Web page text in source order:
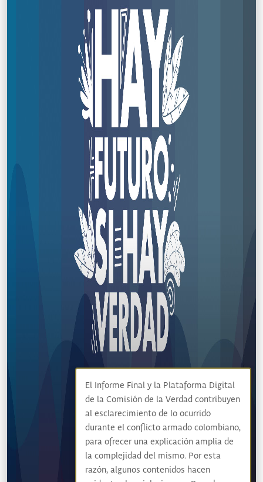
El Informe Final y la Plataforma Digital
de la Comisión de la Verdad contribuyen
al esclarecimiento de lo ocurrido
durante el conflicto armado colombiano,
para ofrecer una explicación amplia de
la complejidad del mismo. Por esta
razón, algunos contenidos hacen